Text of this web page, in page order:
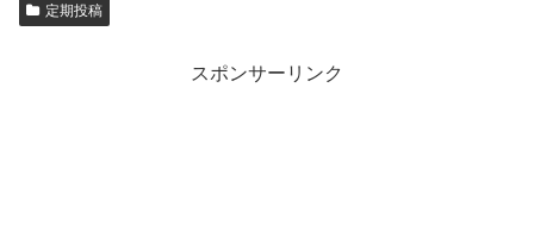
定期投稿
スポンサーリンク